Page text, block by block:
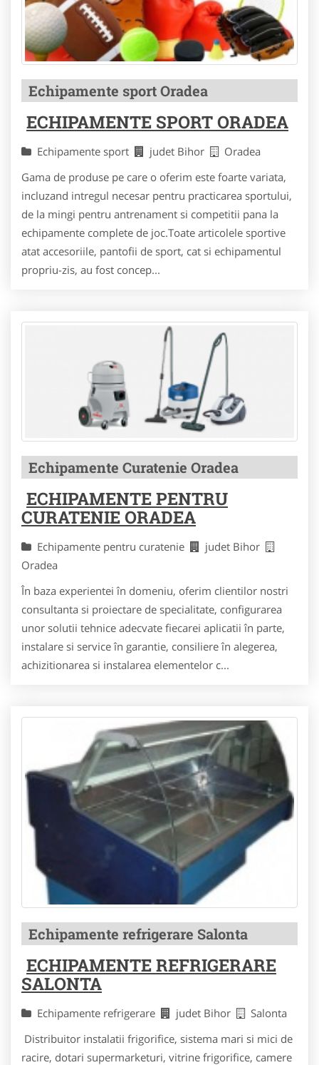
Echipamente sport Oradea
ECHIPAMENTE SPORT ORADEA
Echipamente sport judet Bihor
Oradea
Gama de produse pe care o oferim este foarte variata,
incluzand intregul necesar pentru practicarea sportului,
de la mingi pentru antrenament si competitii pana la
echipamente complete de joc.Toate articolele sportive
atat accesoriile, pantofii de sport, cat si echipamentul
propriu-zis, au fost concep...
Echipamente Curatenie Oradea
ECHIPAMENTE PENTRU
CURATENIE ORADEA
Echipamente pentru curatenie
judet Bihor
Oradea
În baza experientei în domeniu, oferim clientilor nostri
consultanta si proiectare de specialitate, configurarea
unor solutii tehnice adecvate fiecarei aplicatii în parte,
instalare si service în garantie, consiliere în alegerea,
achizitionarea si instalarea elementelor c...
Echipamente refrigerare Salonta
ECHIPAMENTE REFRIGERARE
SALONTA
Echipamente refrigerare judet Bihor
Salonta
Distribuitor instalatii frigorifice, sistema mari si mici de
racire, dotari supermarketuri, vitrine frigorifice, camere